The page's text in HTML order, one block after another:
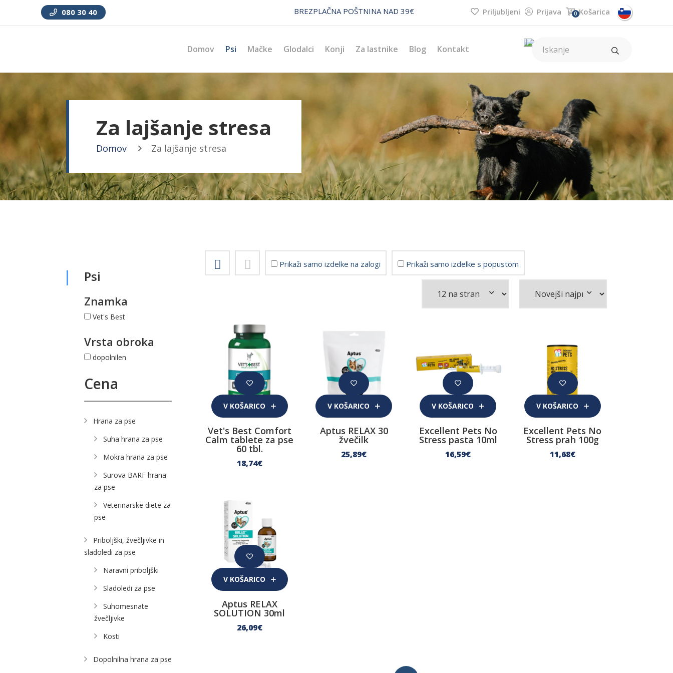
080 30 40 BREZPLAČNA POŠTNINA NAD 39€ Priljubljeni Prijava 0Košarica
Domov Psi Mačke Glodalci Konji Za lastnike Blog Kontakt
Za lajšanje stresa
Domov Za lajšanje stresa
Psi
Znamka
Vet's Best
Vrsta obroka
dopolnilen
Cena
Hrana za pse
Suha hrana za pse
Mokra hrana za pse
Surova BARF hrana
za pse
Veterinarske diete za
pse
Priboljški, žvečljivke in
sladoledi za pse
Naravni priboljški
Sladoledi za pse
Suhomesnate
žvečljivke
Kosti
Dopolnilna hrana za pse
Prikaži samo izdelke na zalogi Prikaži samo izdelke s popustom
V KOŠARICO
Vet's Best Comfort
Calm tablete za pse
60 tbl.
18,74€
V KOŠARICO
Aptus RELAX 30
žvečilk
25,89€
V KOŠARICO
Excellent Pets No
Stress pasta 10ml
16,59€
V KOŠARICO
Excellent Pets No
Stress prah 100g
11,68€
V KOŠARICO
Aptus RELAX
SOLUTION 30ml
26,09€